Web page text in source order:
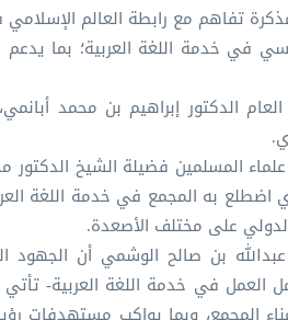
تفاهم مع رابطة العالم
في خدمة اللغة العربية؛ بما
الدكتور إبراهيم بن محمد
المسلمين فضيلة الشيخ الدكتور
اضطلع به المجمع في خدمة اللغة
على مختلف الأصعدة.
بن صالح الوشمي أن الجهود
العمل في خدمة اللغة العربية-